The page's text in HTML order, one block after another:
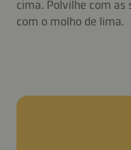
cima. Polvilhe com as
com o molho de lima.